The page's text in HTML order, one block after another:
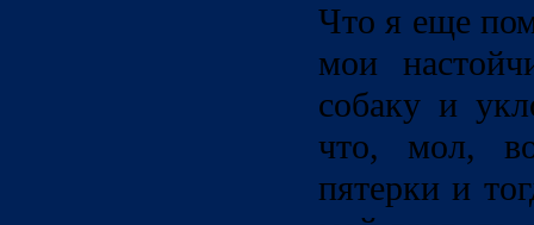
Что я еще
мои
собаку и
что, мол,
пятерки и